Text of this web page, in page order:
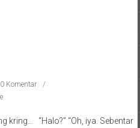
0 Komentar
kring… “Halo?” “Oh, iya. Sebentar